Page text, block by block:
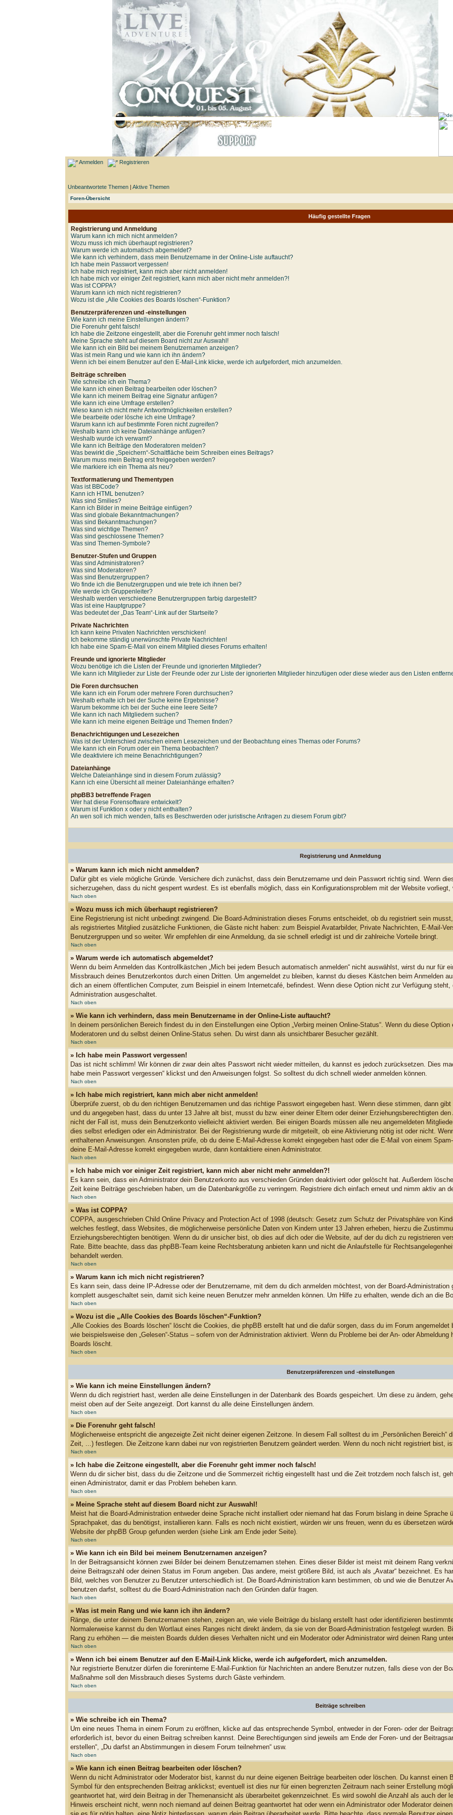
Anmelden Registrieren
Unbeantwortete Themen |Aktive Themen
Foren-Übersicht
Häufig gestellte Fragen
Registrierung und Anmeldung
Warum kann ich mich nicht anmelden?
Wozu muss ich mich überhaupt registrieren?
Warum werde ich automatisch abgemeldet?
Wie kann ich verhindern, dass mein Benutzername in der Online-Liste auftaucht?
Ich habe mein Passwort vergessen!
Ich habe mich registriert, kann mich aber nicht anmelden!
Ich habe mich vor einiger Zeit registriert, kann mich aber nicht mehr anmelden?!
Was ist COPPA?
Warum kann ich mich nicht registrieren?
Wozu ist die „Alle Cookies des Boards löschen“-Funktion?
Benutzerpräferenzen und -einstellungen
Wie kann ich meine Einstellungen ändern?
Die Forenuhr geht falsch!
Ich habe die Zeitzone eingestellt, aber die Forenuhr geht immer noch falsch!
Meine Sprache steht auf diesem Board nicht zur Auswahl!
Wie kann ich ein Bild bei meinem Benutzernamen anzeigen?
Was ist mein Rang und wie kann ich ihn ändern?
Wenn ich bei einem Benutzer auf den E-Mail-Link klicke, werde ich aufgefordert, mich anzumelden.
Beiträge schreiben
Wie schreibe ich ein Thema?
Wie kann ich einen Beitrag bearbeiten oder löschen?
Wie kann ich meinem Beitrag eine Signatur anfügen?
Wie kann ich eine Umfrage erstellen?
Wieso kann ich nicht mehr Antwortmöglichkeiten erstellen?
Wie bearbeite oder lösche ich eine Umfrage?
Warum kann ich auf bestimmte Foren nicht zugreifen?
Weshalb kann ich keine Dateianhänge anfügen?
Weshalb wurde ich verwarnt?
Wie kann ich Beiträge den Moderatoren melden?
Was bewirkt die „Speichern“-Schaltfläche beim Schreiben eines Beitrags?
Warum muss mein Beitrag erst freigegeben werden?
Wie markiere ich ein Thema als neu?
Textformatierung und Thementypen
Was ist BBCode?
Kann ich HTML benutzen?
Was sind Smilies?
Kann ich Bilder in meine Beiträge einfügen?
Was sind globale Bekanntmachungen?
Was sind Bekanntmachungen?
Was sind wichtige Themen?
Was sind geschlossene Themen?
Was sind Themen-Symbole?
Benutzer-Stufen und Gruppen
Was sind Administratoren?
Was sind Moderatoren?
Was sind Benutzergruppen?
Wo finde ich die Benutzergruppen und wie trete ich ihnen bei?
Wie werde ich Gruppenleiter?
Weshalb werden verschiedene Benutzergruppen farbig dargestellt?
Was ist eine Hauptgruppe?
Was bedeutet der „Das Team“-Link auf der Startseite?
Private Nachrichten
Ich kann keine Privaten Nachrichten verschicken!
Ich bekomme ständig unerwünschte Private Nachrichten!
Ich habe eine Spam-E-Mail von einem Mitglied dieses Forums erhalten!
Freunde und ignorierte Mitglieder
Wozu benötige ich die Listen der Freunde und ignorierten Mitglieder?
Wie kann ich Mitglieder zur Liste der Freunde oder zur Liste der ignorierten Mitglieder hinzufügen oder diese wieder aus den Listen
Die Foren durchsuchen
Wie kann ich ein Forum oder mehrere Foren durchsuchen?
Weshalb erhalte ich bei der Suche keine Ergebnisse?
Warum bekomme ich bei der Suche eine leere Seite?
Wie kann ich nach Mitgliedern suchen?
Wie kann ich meine eigenen Beiträge und Themen finden?
Benachrichtigungen und Lesezeichen
Was ist der Unterschied zwischen einem Lesezeichen und der Beobachtung eines Themas oder Forums?
Wie kann ich ein Forum oder ein Thema beobachten?
Wie deaktiviere ich meine Benachrichtigungen?
Dateianhänge
Welche Dateianhänge sind in diesem Forum zulässig?
Kann ich eine Übersicht all meiner Dateianhänge erhalten?
phpBB3 betreffende Fragen
Wer hat diese Forensoftware entwickelt?
Warum ist Funktion x oder y nicht enthalten?
An wen soll ich mich wenden, falls es Beschwerden oder juristische Anfragen zu diesem Forum gibt?
Registrierung und Anmeldung
» Warum kann ich mich nicht anmelden?
Dafür gibt es viele mögliche Gründe. Versichere dich zunächst, dass dein Benutzername und dein Passwort richtig sind. Wenn
sicherzugehen, dass du nicht gesperrt wurdest. Es ist ebenfalls möglich, dass ein Konfigurationsproblem mit der Website
Nach oben
» Wozu muss ich mich überhaupt registrieren?
Eine Registrierung ist nicht unbedingt zwingend. Die Board-Administration dieses Forums entscheidet, ob du registriert sein
als registriertes Mitglied zusätzliche Funktionen, die Gäste nicht haben: zum Beispiel Avatarbilder, Private Nachrichten, E-Mail-
Benutzergruppen und so weiter. Wir empfehlen dir eine Anmeldung, da sie schnell erledigt ist und dir zahlreiche Vorteile bringt.
Nach oben
» Warum werde ich automatisch abgemeldet?
Wenn du beim Anmelden das Kontrollkästchen „Mich bei jedem Besuch automatisch anmelden“ nicht auswählst, wirst du nur für
Missbrauch deines Benutzerkontos durch einen Dritten. Um angemeldet zu bleiben, kannst du dieses Kästchen beim Anmelden
dich an einem öffentlichen Computer, zum Beispiel in einem Internetcafé, befindest. Wenn diese Option nicht zur Verfügung
Administration ausgeschaltet.
Nach oben
» Wie kann ich verhindern, dass mein Benutzername in der Online-Liste auftaucht?
In deinem persönlichen Bereich findest du in den Einstellungen eine Option „Verbirg meinen Online-Status“. Wenn du diese
Moderatoren und du selbst deinen Online-Status sehen. Du wirst dann als unsichtbarer Besucher gezählt.
Nach oben
» Ich habe mein Passwort vergessen!
Das ist nicht schlimm! Wir können dir zwar dein altes Passwort nicht wieder mitteilen, du kannst es jedoch zurücksetzen. Dies
habe mein Passwort vergessen“ klickst und den Anweisungen folgst. So solltest du dich schnell wieder anmelden können.
Nach oben
» Ich habe mich registriert, kann mich aber nicht anmelden!
Überprüfe zuerst, ob du den richtigen Benutzernamen und das richtige Passwort eingegeben hast. Wenn diese stimmen, dann
und du angegeben hast, dass du unter 13 Jahre alt bist, musst du bzw. einer deiner Eltern oder deiner Erziehungsberechtigten
nicht der Fall ist, muss dein Benutzerkonto vielleicht aktiviert werden. Bei einigen Boards müssen alle neu angemeldeten
dies selbst erledigen oder ein Administrator. Bei der Registrierung wurde dir mitgeteilt, ob eine Aktivierung nötig ist oder nicht.
enthaltenen Anweisungen. Ansonsten prüfe, ob du deine E-Mail-Adresse korrekt eingegeben hast oder die E-Mail von einem
deine E-Mail-Adresse korrekt eingegeben wurde, dann kontaktiere einen Administrator.
Nach oben
» Ich habe mich vor einiger Zeit registriert, kann mich aber nicht mehr anmelden?!
Es kann sein, dass ein Administrator dein Benutzerkonto aus verschieden Gründen deaktiviert oder gelöscht hat. Außerdem
Zeit keine Beiträge geschrieben haben, um die Datenbankgröße zu verringern. Registriere dich einfach erneut und nimm aktiv an
Nach oben
» Was ist COPPA?
COPPA, ausgeschrieben Child Online Privacy and Protection Act of 1998 (deutsch: Gesetz zum Schutz der Privatsphäre von
welches festlegt, dass Websites, die möglicherweise persönliche Daten von Kindern unter 13 Jahren erheben, hierzu die
Erziehungsberechtigten benötigen. Wenn du dir unsicher bist, ob dies auf dich oder die Website, auf der du dich zu registrieren
Rate. Bitte beachte, dass das phpBB-Team keine Rechtsberatung anbieten kann und nicht die Anlaufstelle für
behandelt werden.
Nach oben
» Warum kann ich mich nicht registrieren?
Es kann sein, dass deine IP-Adresse oder der Benutzername, mit dem du dich anmelden möchtest, von der Board-
komplett ausgeschaltet sein, damit sich keine neuen Benutzer mehr anmelden können. Um Hilfe zu erhalten, wende dich an die
Nach oben
» Wozu ist die „Alle Cookies des Boards löschen“-Funktion?
„Alle Cookies des Boards löschen“ löscht die Cookies, die phpBB erstellt hat und die dafür sorgen, dass du im Forum
wie beispielsweise den „Gelesen“-Status – sofern von der Administration aktiviert. Wenn du Probleme bei der An- oder
Boards löscht.
Nach oben
Benutzerpräferenzen und -einstellungen
» Wie kann ich meine Einstellungen ändern?
Wenn du dich registriert hast, werden alle deine Einstellungen in der Datenbank des Boards gespeichert. Um diese zu ändern,
meist oben auf der Seite angezeigt. Dort kannst du alle deine Einstellungen ändern.
Nach oben
» Die Forenuhr geht falsch!
Möglicherweise entspricht die angezeigte Zeit nicht deiner eigenen Zeitzone. In diesem Fall solltest du im „Persönlichen Bereich“
Zeit, ...) festlegen. Die Zeitzone kann dabei nur von registrierten Benutzern geändert werden. Wenn du noch nicht registriert bist,
Nach oben
» Ich habe die Zeitzone eingestellt, aber die Forenuhr geht immer noch falsch!
Wenn du dir sicher bist, dass du die Zeitzone und die Sommerzeit richtig eingestellt hast und die Zeit trotzdem noch falsch ist,
einen Administrator, damit er das Problem beheben kann.
Nach oben
» Meine Sprache steht auf diesem Board nicht zur Auswahl!
Meist hat die Board-Administration entweder deine Sprache nicht installiert oder niemand hat das Forum bislang in deine
Sprachpaket, das du benötigst, installieren kann. Falls es noch nicht existiert, würden wir uns freuen, wenn du es übersetzen
Website der phpBB Group gefunden werden (siehe Link am Ende jeder Seite).
Nach oben
» Wie kann ich ein Bild bei meinem Benutzernamen anzeigen?
In der Beitragsansicht können zwei Bilder bei deinem Benutzernamen stehen. Eines dieser Bilder ist meist mit deinem Rang
deine Beitragszahl oder deinen Status im Forum angeben. Das andere, meist größere Bild, ist auch als „Avatar“ bezeichnet. Es
Bild, welches von Benutzer zu Benutzer unterschiedlich ist. Die Board-Administration kann bestimmen, ob und wie die Benutzer
benutzen darfst, solltest du die Board-Administration nach den Gründen dafür fragen.
Nach oben
» Was ist mein Rang und wie kann ich ihn ändern?
Ränge, die unter deinem Benutzernamen stehen, zeigen an, wie viele Beiträge du bislang erstellt hast oder identifizieren
Normalerweise kannst du den Wortlaut eines Ranges nicht direkt ändern, da sie von der Board-Administration festgelegt wurden.
Rang zu erhöhen — die meisten Boards dulden dieses Verhalten nicht und ein Moderator oder Administrator wird deinen Rang
Nach oben
» Wenn ich bei einem Benutzer auf den E-Mail-Link klicke, werde ich aufgefordert, mich anzumelden.
Nur registrierte Benutzer dürfen die foreninterne E-Mail-Funktion für Nachrichten an andere Benutzer nutzen, falls diese von der
Maßnahme soll den Missbrauch dieses Systems durch Gäste verhindern.
Nach oben
Beiträge schreiben
» Wie schreibe ich ein Thema?
Um eine neues Thema in einem Forum zu eröffnen, klicke auf das entsprechende Symbol, entweder in der Foren- oder der
erforderlich ist, bevor du einen Beitrag schreiben kannst. Deine Berechtigungen sind jeweils am Ende der Foren- und der
erstellen“, „Du darfst an Abstimmungen in diesem Forum teilnehmen“ usw.
Nach oben
» Wie kann ich einen Beitrag bearbeiten oder löschen?
Wenn du nicht Administrator oder Moderator bist, kannst du nur deine eigenen Beiträge bearbeiten oder löschen. Du kannst einen
Symbol für den entsprechenden Beitrag anklickst; eventuell ist dies nur für einen begrenzten Zeitraum nach seiner Erstellung
geantwortet hat, wird dein Beitrag in der Themenansicht als überarbeitet gekennzeichnet. Es wird sowohl die Anzahl als auch der
Hinweis erscheint nicht, wenn noch niemand auf deinen Beitrag geantwortet hat oder wenn ein Administrator oder Moderator